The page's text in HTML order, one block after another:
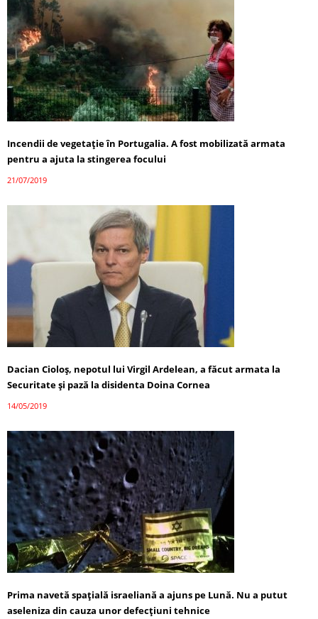
Incendii de vegetaţie în Portugalia. A fost mobilizată armata
pentru a ajuta la stingerea focului
21/07/2019
Dacian Cioloș, nepotul lui Virgil Ardelean, a făcut armata la
Securitate și pază la disidenta Doina Cornea
14/05/2019
Prima navetă spaţială israeliană a ajuns pe Lună. Nu a putut
aseleniza din cauza unor defecţiuni tehnice